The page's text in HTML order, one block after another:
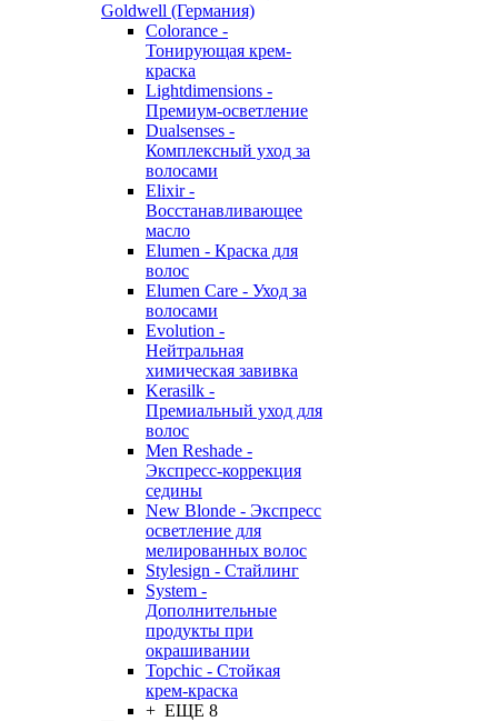
Goldwell (Германия)
Colorance -
Тонирующая крем-
краска
Lightdimensions -
Премиум-осветление
Dualsenses -
Комплексный уход за
волосами
Elixir -
Восстанавливающее
масло
Elumen - Краска для
волос
Elumen Care - Уход за
волосами
Evolution -
Нейтральная
химическая завивка
Kerasilk -
Премиальный уход для
волос
Men Reshade -
Экспресс-коррекция
седины
New Blonde - Экспресс
осветление для
мелированных волос
Stylesign - Стайлинг
System -
Дополнительные
продукты при
окрашивании
Topchic - Стойкая
крем-краска
+ ЕЩЕ 8